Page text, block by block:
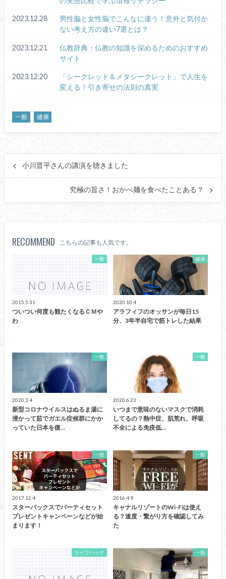
2023.12.28
男性脳と女性脳でこんなに違う！意外と気付か
ない考え方の違い7選とは？
2023.12.21
仏教辞典：仏教の知識を深めるためのおすすめ
サイト
2023.12.20
「シークレット＆メタシークレット」で人生を
変える！引き寄せの法則の真実
一般 健康
小川晋平さんの講演を聴きました
究極の旨さ！おかべ麺を食べたことある？
RECOMMEND こちらの記事も人気です。
一般
2015.5.31
ついつい何度も観たくなるＣＭや
わ
健康
2020.10.4
アラフィフのオッサンが毎日15
分、3年半自宅で筋トレした結果
一般
2020.3.4
新型コロナウイルスはぬるま湯に
浸かって茹でガエル症候群にかか
っていた日本を復…
一般
2020.6.23
いつまで意味のないマスクで消耗
してるの？熱中症、肌荒れ、呼吸
不全による免疫低…
一般
2017.12.4
スターバックスでパーティセット
プレゼントキャンペーンなどが始
まります！
一般
2016.4.9
キャナルリゾートのWi-Fiは使え
る？速度・繋がり方を確認してみ
た
ライフハック 一般